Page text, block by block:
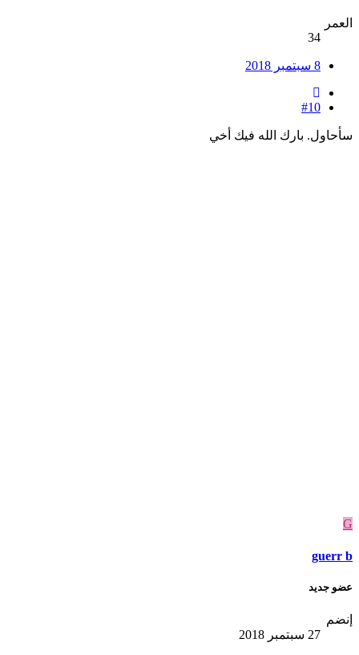
العمر
34
8 سبتمبر 2018
#10
سأحاول. بارك الله فيك أخي
G
guerr b
عضو جديد
إنضم
27 سبتمبر 2018